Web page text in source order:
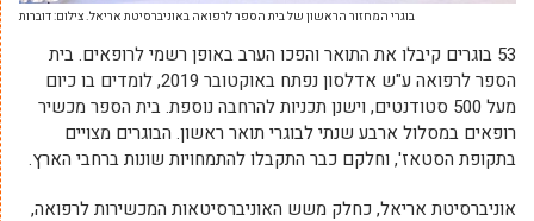
בוגרי המחזור הראשון של בית הספר לרפואה באוניברסיטת אריאל. צילום: דוברות
53 בוגרים קיבלו את התואר והפכו הערב באופן רשמי לרופאים. בית
הספר לרפואה ע"ש אדלסון נפתח באוקטובר 2019, לומדים בו כיום
מעל 500 סטודנטים, וישנן תכניות להרחבה נוספת. בית הספר מכשיר
רופאים במסלול ארבע שנתי לבוגרי תואר ראשון. הבוגרים מצויים
בתקופת הסטאז', וחלקם כבר התקבלו להתמחויות שונות ברחבי הארץ.
אוניברסיטת אריאל, כחלק משש האוניברסיטאות המכשירות לרפואה,